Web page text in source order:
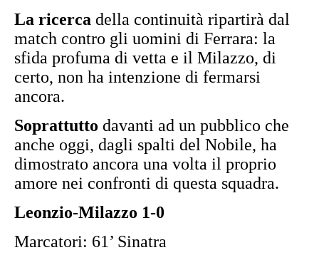
La ricerca della continuità ripartirà dal
match contro gli uomini di Ferrara: la
sfida profuma di vetta e il Milazzo, di
certo, non ha intenzione di fermarsi
ancora.
Soprattutto davanti ad un pubblico che
anche oggi, dagli spalti del Nobile, ha
dimostrato ancora una volta il proprio
amore nei confronti di questa squadra.
Leonzio-Milazzo 1-0
Marcatori: 61’ Sinatra